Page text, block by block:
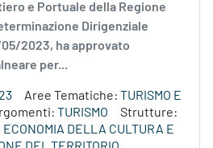
e Portuale della Regione
Dirigenziale
05/2023, ha approvato
per...
Aree Tematiche: TURISMO E
TURISMO
Strutture:
ECONOMIA DELLA CULTURA E